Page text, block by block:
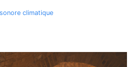
climatique